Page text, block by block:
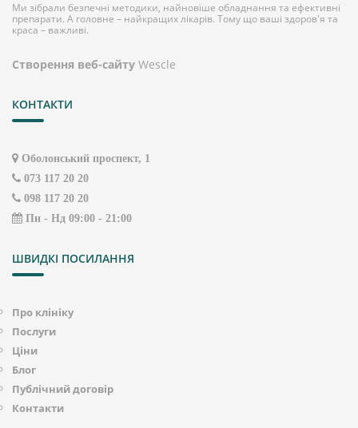
Ми зібрали безпечні методики, найновіше обладнання та ефективні
препарати. А головне – найкращих лікарів. Тому що ваші здоров'я та
краса – важливі.
Створення веб-сайту Wescle
КОНТАКТИ
Оболонський проспект, 1
073 117 20 20
098 117 20 20
Пн - Нд 09:00 - 21:00
ШВИДКІ ПОСИЛАННЯ
Про клініку
Послуги
Ціни
Блог
Публічний договір
Контакти